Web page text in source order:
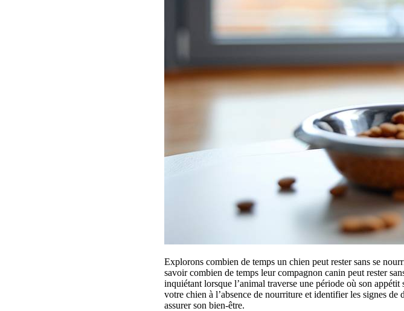
Explorons combien de temps un chien peut rester sans se
savoir combien de temps leur compagnon canin peut rester
inquiétant lorsque l’animal traverse une période où son
votre chien à l’absence de nourriture et identifier les signes de
assurer son bien-être.